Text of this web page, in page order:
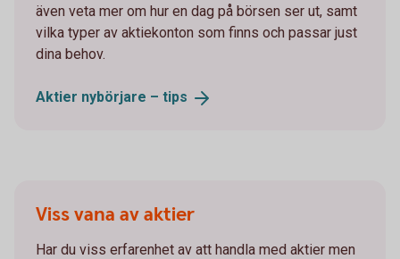
även veta mer om hur en dag på börsen ser ut, samt
vilka typer av aktiekonton som finns och passar just
dina behov.
Aktier nybörjare – tips
Viss vana av aktier
Har du viss erfarenhet av att handla med aktier men